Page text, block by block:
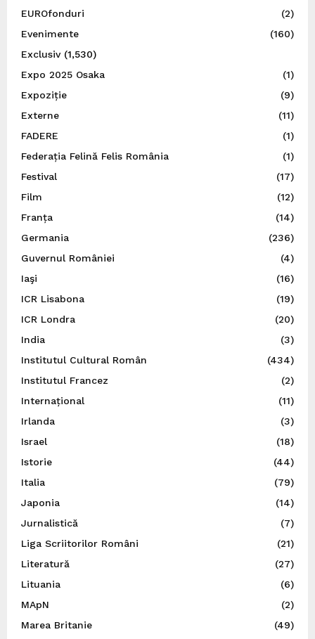
EUROfonduri
(2)
Evenimente
(160)
Exclusiv(1,530)
Expo 2025 Osaka
(1)
Expoziție
(9)
Externe
(11)
FADERE
(1)
Federația Felină Felis România
(1)
Festival
(17)
Film
(12)
Franța
(14)
Germania
(236)
Guvernul României
(4)
Iaşi
(16)
ICR Lisabona
(19)
ICR Londra
(20)
India
(3)
Institutul Cultural Român
(434)
Institutul Francez
(2)
Internațional
(11)
Irlanda
(3)
Israel
(18)
Istorie
(44)
Italia
(79)
Japonia
(14)
Jurnalistică
(7)
Liga Scriitorilor Români
(21)
Literatură
(27)
Lituania
(6)
MApN
(2)
Marea Britanie
(49)